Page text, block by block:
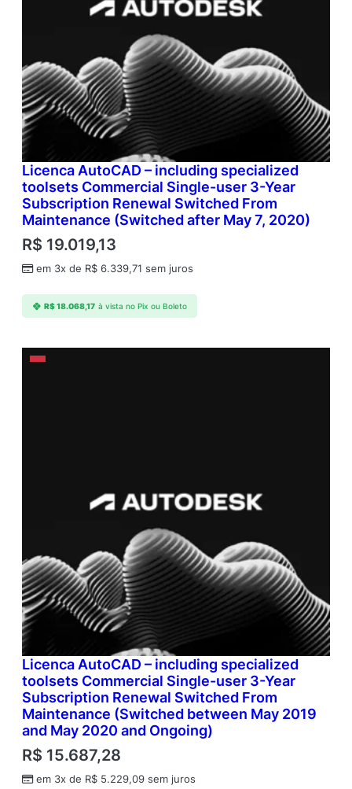
Licenca AutoCAD – including specialized
toolsets Commercial Single-user 3-Year
Subscription Renewal Switched From
Maintenance (Switched after May 7, 2020)
R$ 19.019,13
em 3x de R$ 6.339,71 sem juros
R$18.068,17 à vista no Pix ou Boleto
Licenca AutoCAD – including specialized
toolsets Commercial Single-user 3-Year
Subscription Renewal Switched From
Maintenance (Switched between May 2019
and May 2020 and Ongoing)
R$ 15.687,28
em 3x de R$ 5.229,09 sem juros